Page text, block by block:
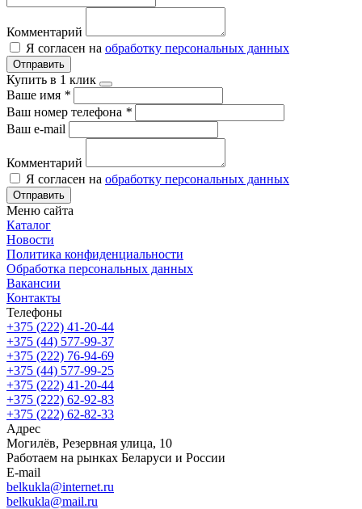
Комментарий
Я согласен на обработку персональных данных
Отправить
Купить в 1 клик
Ваше имя *
Ваш номер телефона *
Ваш e-mail
Комментарий
Я согласен на обработку персональных данных
Отправить
Меню сайта
Каталог
Новости
Политика конфиденциальности
Обработка персональных данных
Вакансии
Контакты
Телефоны
+375 (222) 41-20-44
+375 (44) 577-99-37
+375 (222) 76-94-69
+375 (44) 577-99-25
+375 (222) 41-20-44
+375 (222) 62-92-83
+375 (222) 62-82-33
Адрес
Могилёв, Резервная улица, 10
Работаем на рынках Беларуси и России
E-mail
belkukla@internet.ru
belkukla@mail.ru